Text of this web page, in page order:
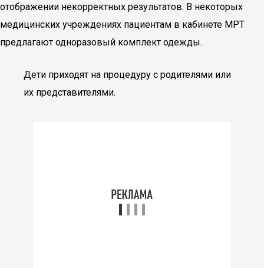
отображении некорректных результатов. В некоторых
медицинских учреждениях пациентам в кабинете МРТ
предлагают одноразовый комплект одежды.
Дети приходят на процедуру с родителями или
их представителями.